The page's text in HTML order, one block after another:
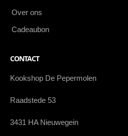
Over ons
Cadeaubon
CONTACT
Kookshop De Pepermolen
Raadstede 53
3431 HA Nieuwegein